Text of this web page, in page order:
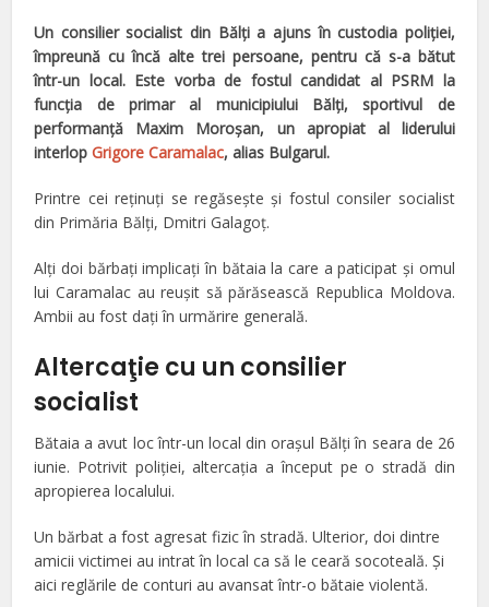
Un consilier socialist din Bălţi a ajuns în custodia poliţiei,
împreună cu încă alte trei persoane, pentru că s-a bătut
într-un local. Este vorba de fostul candidat al PSRM la
funcţia de primar al municipiului Bălţi, sportivul de
performanţă Maxim Moroşan, un apropiat al liderului
interlopGrigore Caramalac, alias Bulgarul.
Printre cei reţinuţi se regăseşte şi fostul consiler socialist
din Primăria Bălţi, Dmitri Galagoţ.
Alţi doi bărbaţi implicaţi în bătaia la care a paticipat şi omul
lui Caramalac au reuşit să părăsească Republica Moldova.
Ambii au fost daţi în urmărire generală.
Altercaţie cu un consilier
socialist
Bătaia a avut loc într-un local din oraşul Bălţi în seara de 26
iunie. Potrivit poliţiei, altercaţia a început pe o stradă din
apropierea localului.
Un bărbat a fost agresat fizic în stradă. Ulterior, doi dintre
amicii victimei au intrat în local ca să le ceară socoteală. Şi
aici reglările de conturi au avansat într-o bătaie violentă.